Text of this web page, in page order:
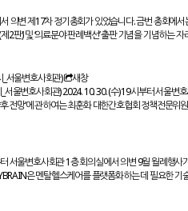
의변 제17차 정기총회가 있었습니다. 금번 총회에
)’ 및 ‘의료분야 판례백선’ 출판 기념을 기념하는
_서울변호사회관)
새창
울변호사회관) 2024. 10. 30. (수) 19시부터 서울변
망’에 관하여는 최훈화 대한간호협회 정책전문위
서울변호사회관 1층 회의실에서 의변 9월 월례행사
은 멘탈헬스케어를 플랫폼화하는 데 필요한 기